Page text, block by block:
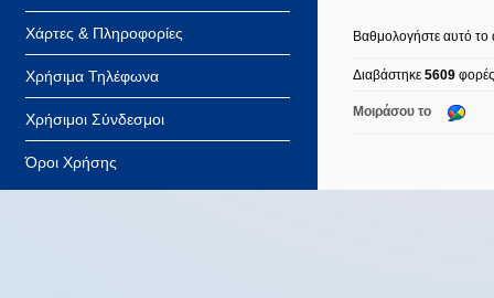
Χάρτες & Πληροφορίες
Χρήσιμα Τηλέφωνα
Χρήσιμοι Σύνδεσμοι
Όροι Χρήσης
Βαθμολογήστε αυτό το
Διαβάστηκε 5609 φορές
Μοιράσου το